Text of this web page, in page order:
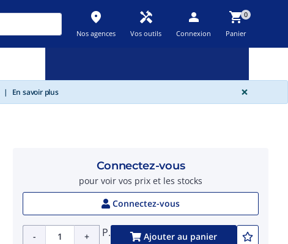
place
Nos agences
handyman
Vos outils
person
Connexion
shopping_cart0
Panier
| En savoir plus ×
Connectez-vous
pour voir vos prix et les stocks
Connectez-vous
- + P. Ajouter au panier